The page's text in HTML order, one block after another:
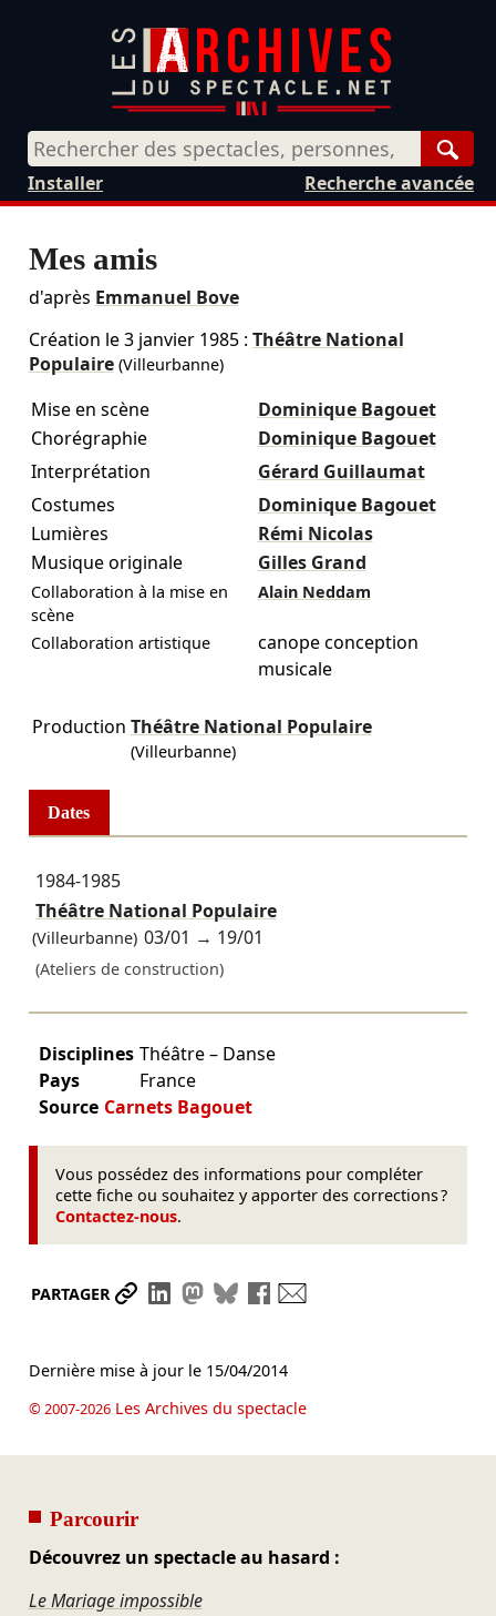
Recherche avancée
Installer
Mes amis
d'après Emmanuel Bove
Création le3 janvier 1985: Théâtre National
Populaire(Villeurbanne)
Mise en scène
Dominique Bagouet
Chorégraphie
Dominique Bagouet
Interprétation
Gérard Guillaumat
Costumes
Dominique Bagouet
Lumières
Rémi Nicolas
Musique originale
Gilles Grand
Collaboration à la mise en
scène
Alain Neddam
Collaboration artistique
canope conception
musicale
Production Théâtre National Populaire
(Villeurbanne)
Dates
1984-1985
Théâtre National Populaire
(Villeurbanne) 03/01 → 19/01
(Ateliers de construction)
Disciplines Théâtre – Danse
Pays
France
Source Carnets Bagouet
Vous possédez des informations pour compléter
cette fiche ou souhaitez y apporter des corrections ?
Contactez-nous.
PARTAGER Partager le lien
Partager sur LinkedIn
Partager sur Mastodon
Partager sur Bluesky
Partager sur Facebook
Dernière mise à jour le 15/04/2014
© 2007-2026Les Archives du spectacle
Parcourir
Découvrez un spectacle au hasard :
Le Mariage impossible